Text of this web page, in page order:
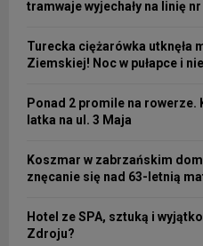
tramwaje wyjechały na linię nr
Turecka ciężarówka utknęła
Ziemskiej! Noc w pułapce i
Ponad 2 promile na
latka na ul. 3 Maja
Koszmar w zabrzańskim
znęcanie się nad 63-letnią
Hotel ze SPA, sztuką i
Zdroju?